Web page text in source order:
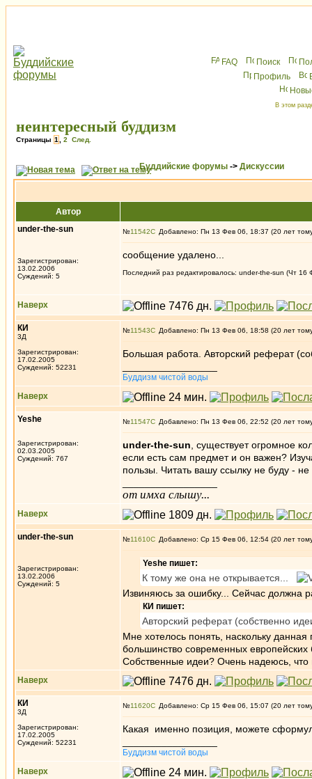
FAQ Поиск
Профиль
В этом
неинтересный буддизм
Страницы 1 2 След.
Буддийские форумы -> Дискуссии
Автор
under-the-sun
Зарегистрирован:
13.02.2006
Суждений: 5
№11542 Добавлено: Пн 13 Фев 06, 18:37 (20 лет
сообщение удалено...
Последний раз редактировалось: under-the-sun (Чт 16
Наверх
КИ
3Д
Зарегистрирован:
17.02.2005
Суждений: 52231
№11543 Добавлено: Пн 13 Фев 06, 18:58 (20 лет
Большая работа. Авторский реферат
Буддизм чистой воды
Наверх
Yeshe
Зарегистрирован:
02.03.2005
Суждений: 767
№11547 Добавлено: Пн 13 Фев 06, 22:52 (20 лет
under-the-sun , существует огромное
если есть сам предмет и он важен?
пользы. Читать вашу ссылку не буду -
от имха слышу...
Наверх
under-the-sun
Зарегистрирован:
13.02.2006
Суждений: 5
№11610 Добавлено: Ср 15 Фев 06, 12:54 (20 лет
Yeshe пишет:
К тому же она не открывается...
Извиняюсь за ошибку... Сейчас должна
КИ пишет:
Авторский реферат (собственно
Мне хотелось понять, наскольку
большинство современных европейских
Собственные идеи? Очень надеюсь, что
Наверх
КИ
3Д
Зарегистрирован:
17.02.2005
Суждений: 52231
№11620 Добавлено: Ср 15 Фев 06, 15:07 (20 лет
Какая именно позиция, можете
Буддизм чистой воды
Наверх